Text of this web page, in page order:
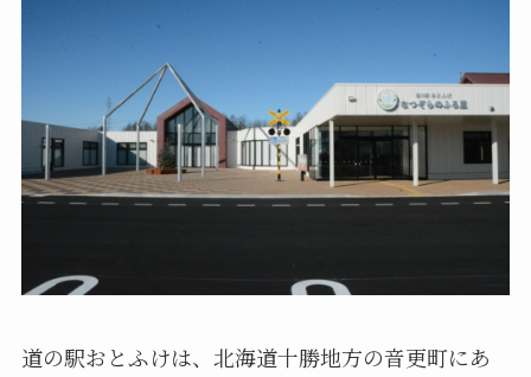
道の駅おとふけは、北海道十勝地方の音更町にあ